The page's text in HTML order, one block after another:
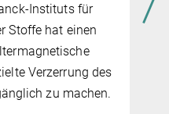
Instituts für
Stoffe hat einen
Verzerrung des
zu machen.